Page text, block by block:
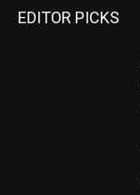
EDITOR PICKS